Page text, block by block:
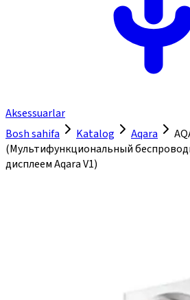
Aksessuarlar
Bosh sahifa
Katalog Aqara
(Мультифункциональный
дисплеем Aqara V1)